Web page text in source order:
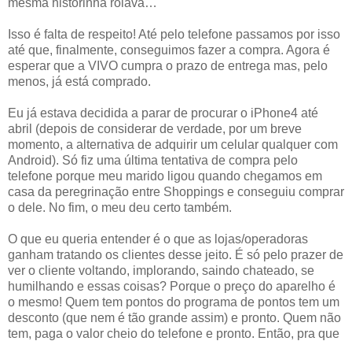
Isso é falta de respeito! Até pelo telefone passamos por isso
até que, finalmente, conseguimos fazer a compra. Agora é
esperar que a VIVO cumpra o prazo de entrega mas, pelo
menos, já está comprado.
Eu já estava decidida a parar de procurar o iPhone4 até
abril (depois de considerar de verdade, por um breve
momento, a alternativa de adquirir um celular qualquer com
Android). Só fiz uma última tentativa de compra pelo
telefone porque meu marido ligou quando chegamos em
casa da peregrinação entre Shoppings e conseguiu comprar
o dele. No fim, o meu deu certo também.
O que eu queria entender é o que as lojas/operadoras
ganham tratando os clientes desse jeito. É só pelo prazer de
ver o cliente voltando, implorando, saindo chateado, se
humilhando e essas coisas? Porque o preço do aparelho é
o mesmo! Quem tem pontos do programa de pontos tem um
desconto (que nem é tão grande assim) e pronto. Quem não
tem, paga o valor cheio do telefone e pronto. Então, pra que